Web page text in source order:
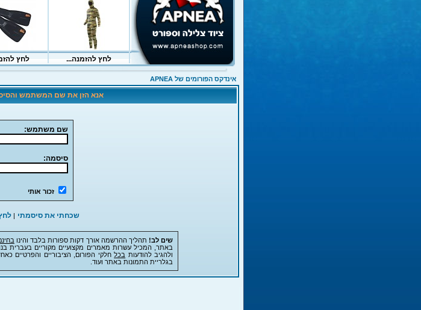
אינדקס הפורומים של APNEA
אנא הזן את שם המשתמש
שם משתמש:
סיסמה:
זכור אותי
שכחתי את סיסמתי |
שים לב! תהליך ההרשמה אורך דקות ספורות בלבד והינו
באתר, המכיל עשרות מאמרים מקצועיים מקוריים בעברית
ולהגיב להודעות בכלחלקי הפורום, הציבוריים והפרטיים
בגלריית התמונות באתר ועוד.